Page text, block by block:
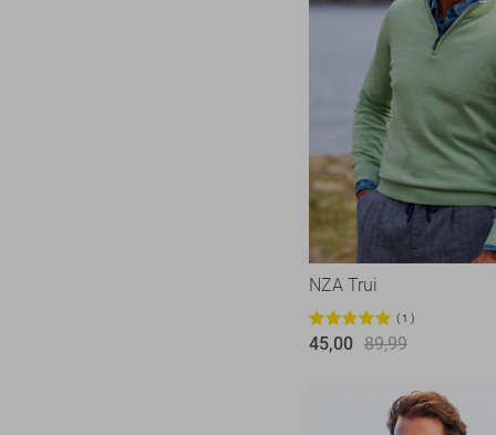
NZA Trui
1
45,00 89,99